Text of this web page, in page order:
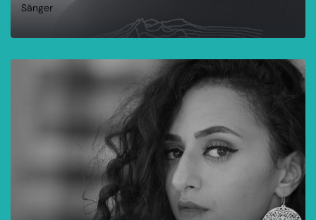
Sänger
WEITERLESEN